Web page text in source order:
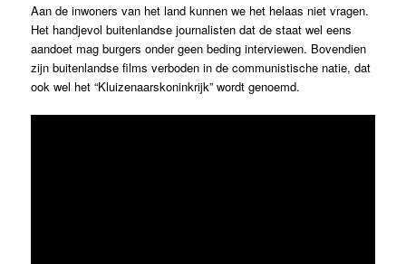
Aan de inwoners van het land kunnen we het helaas niet vragen.
Het handjevol buitenlandse journalisten dat de staat wel eens
aandoet mag burgers onder geen beding interviewen. Bovendien
zijn buitenlandse films verboden in de communistische natie, dat
ook wel het “Kluizenaarskoninkrijk” wordt genoemd.